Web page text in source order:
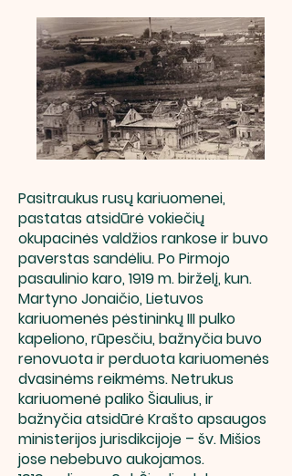
Pasitraukus rusų kariuomenei,
pastatas atsidūrė vokiečių
okupacinės valdžios rankose ir buvo
paverstas sandėliu. Po Pirmojo
pasaulinio karo, 1919 m. birželį, kun.
Martyno Jonaičio, Lietuvos
kariuomenės pėstininkų III pulko
kapeliono, rūpesčiu, bažnyčia buvo
renovuota ir perduota kariuomenės
dvasinėms reikmėms. Netrukus
kariuomenė paliko Šiaulius, ir
bažnyčia atsidūrė Krašto apsaugos
ministerijos jurisdikcijoje – šv. Mišios
jose nebebuvo aukojamos.